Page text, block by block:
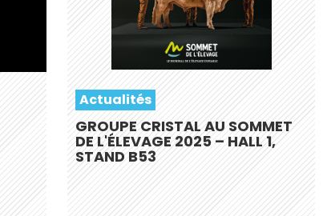
Actualités
GROUPE CRISTAL AU SOMMET
DE L'ÉLEVAGE 2025 – HALL 1,
STAND B53